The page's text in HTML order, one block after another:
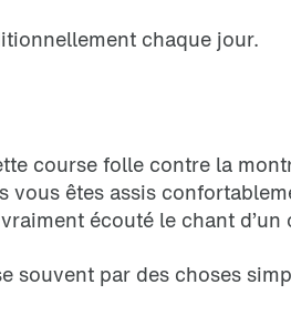
chaque jour.
course folle contre la
êtes assis
écouté le chant
souvent par des choses